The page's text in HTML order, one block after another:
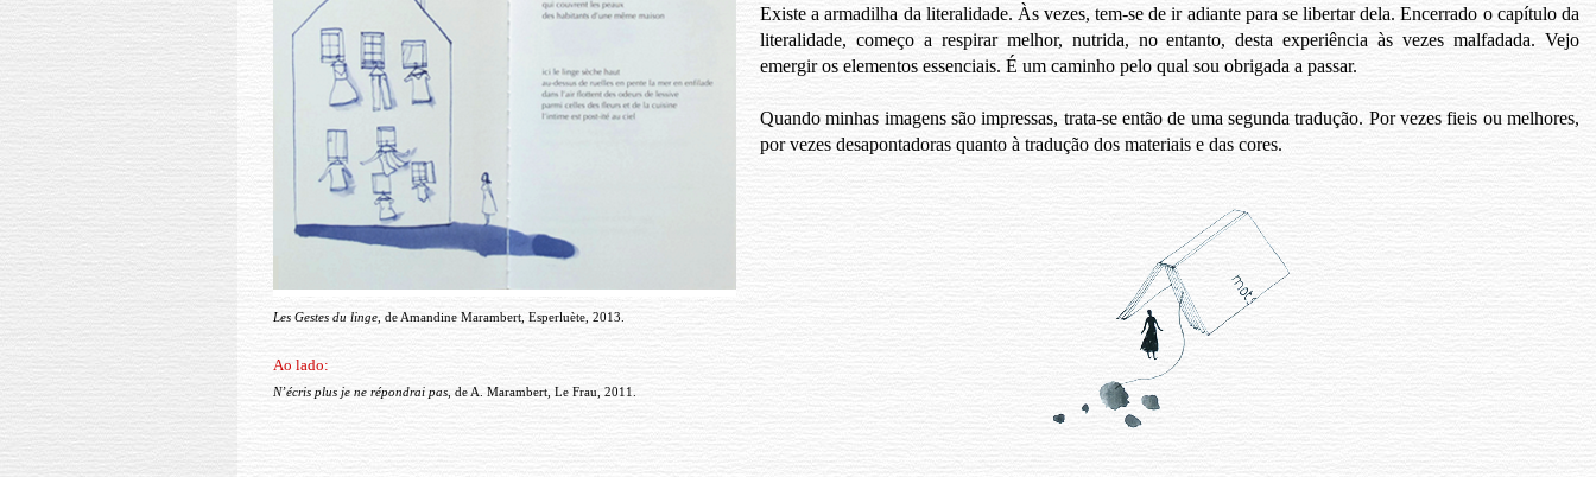
Les Gestes du linge , de Amandine Marambert, Esperluète, 2013.
Ao lado:
N’écris plus je ne répondrai pas , de A. Marambert, Le Frau, 2011.
Existe a armadilha da literalidade. Às vezes, tem-se de ir adiante para se libertar dela. Encerrado o capítulo da
literalidade, começo a respirar melhor, nutrida, no entanto, desta experiência às vezes malfadada. Vejo
emergir os elementos essenciais. É um caminho pelo qual sou obrigada a passar.
Quando minhas imagens são impressas, trata-se então de uma segunda tradução. Por vezes fieis ou melhores,
por vezes desapontadoras quanto à tradução dos materiais e das cores.